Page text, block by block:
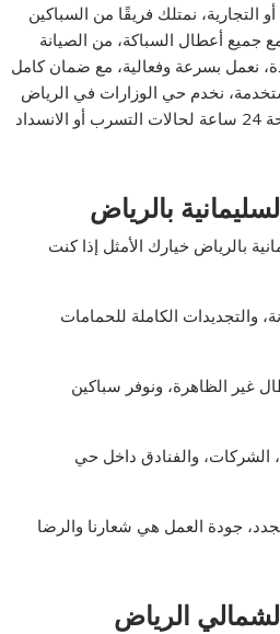
التجارية، نمتلك فريقًا من السباكين
جميع أعطال السباكة، من الصيانة
نعمل بسرعة وفعالية، مع ضمان كامل
نخدم حي الوزارات في الرياض
يوميًا، ولدينا خدمة طوارئ متاحة 24 ساعة لحالات التسرب أو الانسداد
بالرياض
بالرياض خيارك الأمثل إذا كنت
والتجديدات الكاملة للحمامات
غير الظاهرة، ونوفر سباكين
الشركات، والفنادق داخل حي
جودة العمل هي شعارنا والرضا
الرياض